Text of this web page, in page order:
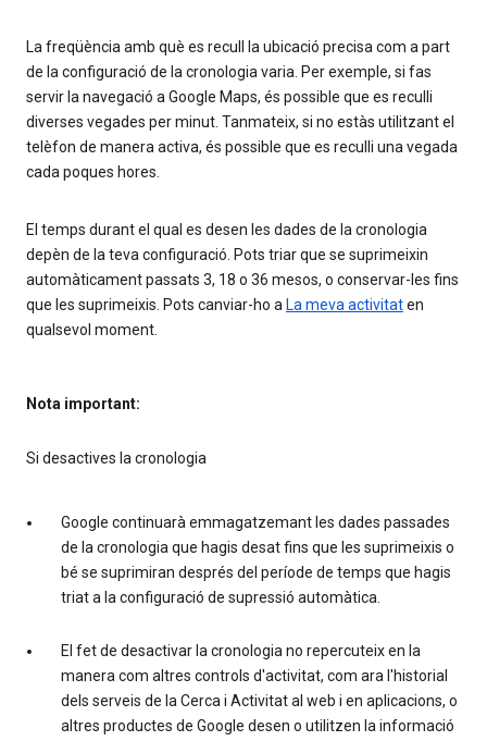
La freqüència amb què es recull la ubicació precisa com a part
de la configuració de la cronologia varia. Per exemple, si fas
servir la navegació a Google Maps, és possible que es reculli
diverses vegades per minut. Tanmateix, si no estàs utilitzant el
telèfon de manera activa, és possible que es reculli una vegada
cada poques hores.
El temps durant el qual es desen les dades de la cronologia
depèn de la teva configuració. Pots triar que se suprimeixin
automàticament passats 3, 18 o 36 mesos, o conservar-les fins
que les suprimeixis. Pots canviar-ho a La meva activitaten
qualsevol moment.
Nota important:
Si desactives la cronologia
Google continuarà emmagatzemant les dades passades
de la cronologia que hagis desat fins que les suprimeixis o
bé se suprimiran després del període de temps que hagis
triat a la configuració de supressió automàtica.
El fet de desactivar la cronologia no repercuteix en la
manera com altres controls d'activitat, com ara l'historial
dels serveis de la Cerca i Activitat al web i en aplicacions, o
altres productes de Google desen o utilitzen la informació